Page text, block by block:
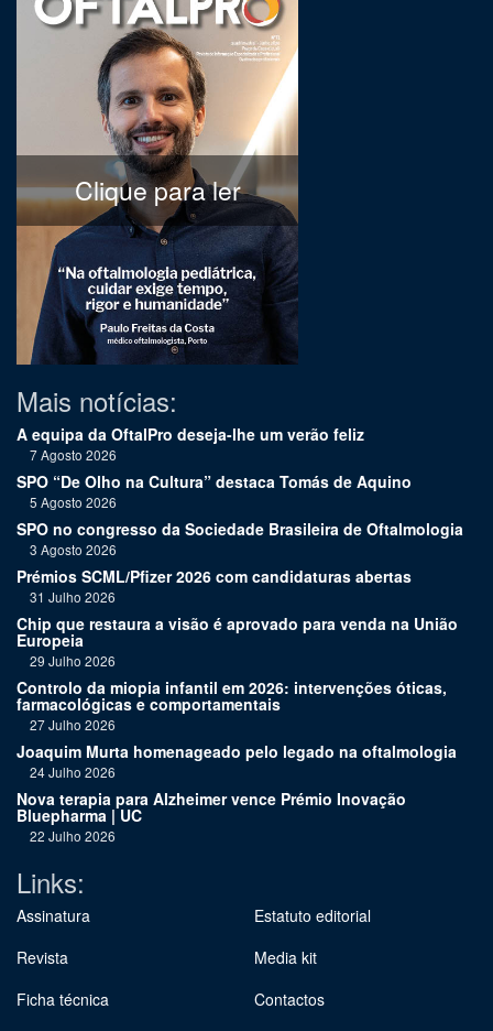
Clique para ler
Mais notícias:
A equipa da OftalPro deseja-lhe um verão feliz
7 Agosto 2026
SPO “De Olho na Cultura” destaca Tomás de Aquino
5 Agosto 2026
SPO no congresso da Sociedade Brasileira de Oftalmologia
3 Agosto 2026
Prémios SCML/Pfizer 2026 com candidaturas abertas
31 Julho 2026
Chip que restaura a visão é aprovado para venda na União
Europeia
29 Julho 2026
Controlo da miopia infantil em 2026: intervenções óticas,
farmacológicas e comportamentais
27 Julho 2026
Joaquim Murta homenageado pelo legado na oftalmologia
24 Julho 2026
Nova terapia para Alzheimer vence Prémio Inovação
Bluepharma | UC
22 Julho 2026
Links:
Assinatura
Revista
Ficha técnica
Estatuto editorial
Media kit
Contactos